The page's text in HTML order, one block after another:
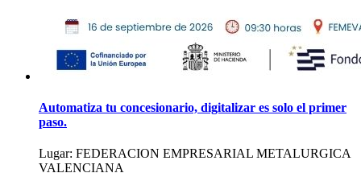
Automatiza tu concesionario, digitalizar es solo el primer
paso.
Lugar: FEDERACION EMPRESARIAL METALURGICA
VALENCIANA